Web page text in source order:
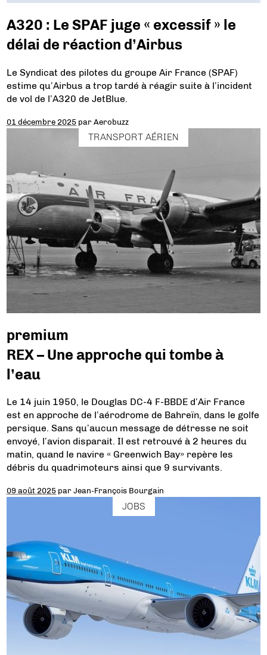
A320 : Le SPAF juge « excessif » le
délai de réaction d’Airbus
Le Syndicat des pilotes du groupe Air France (SPAF)
estime qu’Airbus a trop tardé à réagir suite à l’incident
de vol de l’A320 de JetBlue.
01 décembre 2025 parAerobuzz
TRANSPORT AÉRIEN
premium
REX – Une approche qui tombe à
l’eau
Le 14 juin 1950, le Douglas DC-4 F-BBDE d’Air France
est en approche de l’aérodrome de Bahreïn, dans le golfe
persique. Sans qu’aucun message de détresse ne soit
envoyé, l’avion disparait. Il est retrouvé à 2 heures du
matin, quand le navire « Greenwich Bay» repère les
débris du quadrimoteurs ainsi que 9 survivants.
09 août 2025 parJean-François Bourgain
JOBS